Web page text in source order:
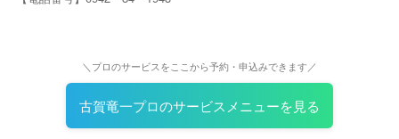
＼プロのサービスをここから予約・申込みできます／
古賀竜一プロのサービスメニューを見る